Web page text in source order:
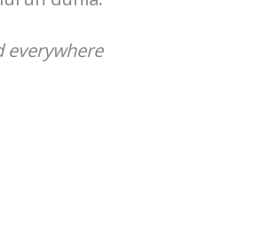
everywhere